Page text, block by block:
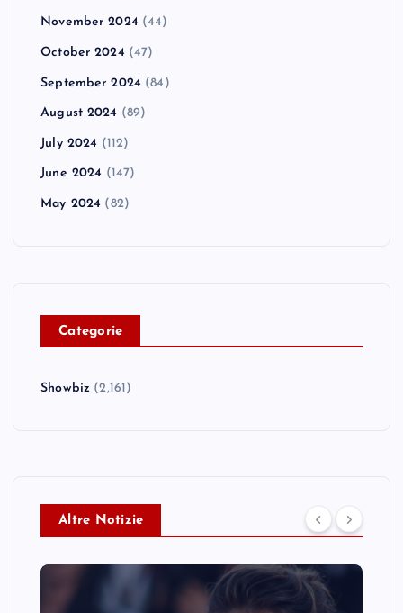
November 2024 (44)
October 2024 (47)
September 2024 (84)
August 2024 (89)
July 2024 (112)
June 2024 (147)
May 2024 (82)
Categorie
Showbiz (2,161)
Altre Notizie